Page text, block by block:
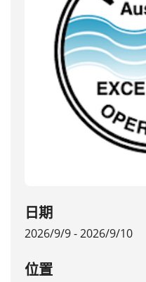
日期
2026/9/9 - 2026/9/10
位置